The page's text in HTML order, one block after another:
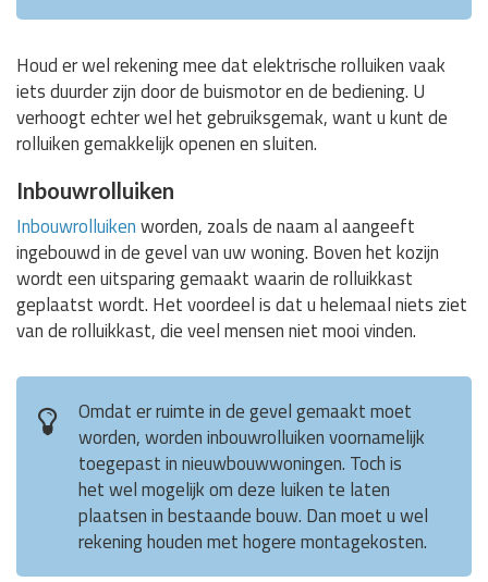
Houd er wel rekening mee dat elektrische rolluiken vaak
iets duurder zijn door de buismotor en de bediening. U
verhoogt echter wel het gebruiksgemak, want u kunt de
rolluiken gemakkelijk openen en sluiten.
Inbouwrolluiken
Inbouwrolluikenworden, zoals de naam al aangeeft
ingebouwd in de gevel van uw woning. Boven het kozijn
wordt een uitsparing gemaakt waarin de rolluikkast
geplaatst wordt. Het voordeel is dat u helemaal niets ziet
van de rolluikkast, die veel mensen niet mooi vinden.
Omdat er ruimte in de gevel gemaakt moet
worden, worden inbouwrolluiken voornamelijk
toegepast in nieuwbouwwoningen. Toch is
het wel mogelijk om deze luiken te laten
plaatsen in bestaande bouw. Dan moet u wel
rekening houden met hogere montagekosten.